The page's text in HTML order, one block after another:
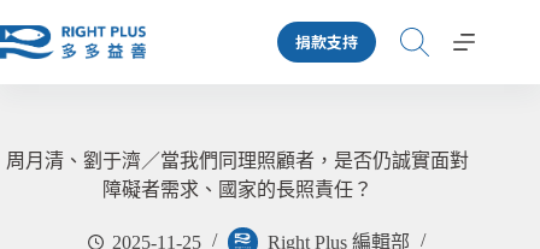
至
容
捐款支持
周月清、劉于濟／當我們同理照顧者，是否仍誠實面對
障礙者需求、國家的長照責任？
2025-11-25
Right Plus 編輯部